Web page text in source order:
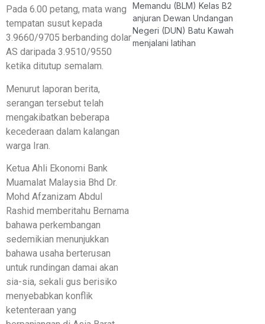
Pada 6.00 petang, mata wang
tempatan susut kepada
3.9660/9705 berbanding dolar
AS daripada 3.9510/9550
ketika ditutup semalam.
Menurut laporan berita,
serangan tersebut telah
mengakibatkan beberapa
kecederaan dalam kalangan
warga Iran.
Ketua Ahli Ekonomi Bank
Muamalat Malaysia Bhd Dr.
Mohd Afzanizam Abdul
Rashid memberitahu Bernama
bahawa perkembangan
sedemikian menunjukkan
bahawa usaha berterusan
untuk rundingan damai akan
sia-sia, sekali gus berisiko
menyebabkan konflik
ketenteraan yang
Memandu (BLM) Kelas B2
anjuran Dewan Undangan
Negeri (DUN) Batu Kawah
menjalani latihan